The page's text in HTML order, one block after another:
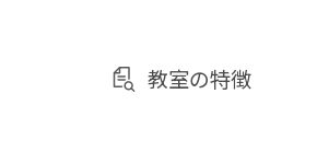
教室の特徴